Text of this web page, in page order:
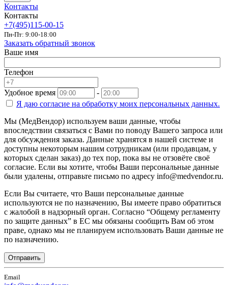
Контакты
Контакты
+7(495)115-00-15
Пн-Пт: 9:00-18:00
Заказать обратный звонок
Ваше имя
Телефон
Удобное время
-
Я даю согласие на обработку моих персональных данных.
Мы (МедВендор) используем ваши данные, чтобы
впоследствии связаться с Вами по поводу Вашего запроса или
для обсуждения заказа. Данные хранятся в нашей системе и
доступны некоторым нашим сотрудникам (или продавцам, у
которых сделан заказ) до тех пор, пока вы не отзовёте своё
согласие. Если вы хотите, чтобы Ваши персональные данные
были удалены, отправьте письмо по адресу info@medvendor.ru.
Если Вы считаете, что Ваши персональные данные
используются не по назначению, Вы имеете право обратиться
с жалобой в надзорный орган. Согласно “Общему регламенту
по защите данных” в ЕС мы обязаны сообщить Вам об этом
праве, однако мы не планируем использовать Ваши данные не
по назначению.
Отправить
Email